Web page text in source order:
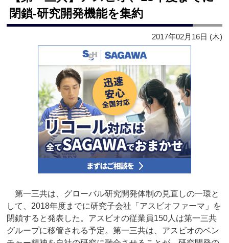
閉鎖‐研究開発機能を集約
2017年02月16日 (木)
第一三共は、グローバル研究開発体制の見直しの一環と
して、2018年度までに研究子会社「アスビオファーマ」を
閉鎖すると発表した。アスビオの従業員150人は第一三共
グループに移管される予定。第一三共は、アスビオのベン